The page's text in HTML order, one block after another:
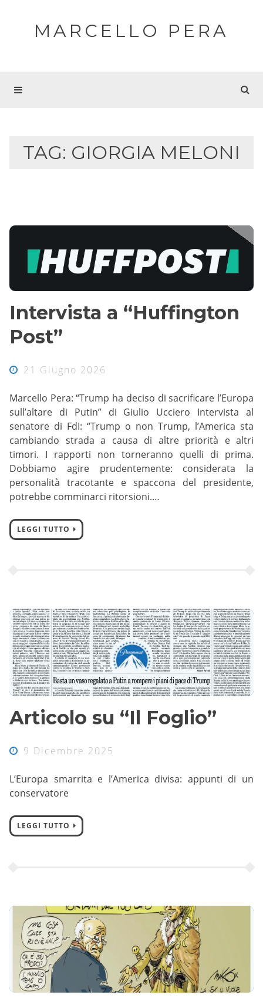
MARCELLO PERA
TAG: GIORGIA MELONI
Intervista a “Huffington
Post”
21 Giugno 2026
Marcello Pera: “Trump ha deciso di sacrificare l’Europa
sull’altare di Putin” di Giulio Ucciero Intervista al
senatore di FdI: “Trump o non Trump, l’America sta
cambiando strada a causa di altre priorità e altri
timori. I rapporti non torneranno quelli di prima.
Dobbiamo agire prudentemente: considerata la
personalità tracotante e spaccona del presidente,
potrebbe comminarci ritorsioni.…
LEGGI TUTTO
Articolo su “Il Foglio”
9 Dicembre 2025
L’Europa smarrita e l’America divisa: appunti di un
conservatore
LEGGI TUTTO